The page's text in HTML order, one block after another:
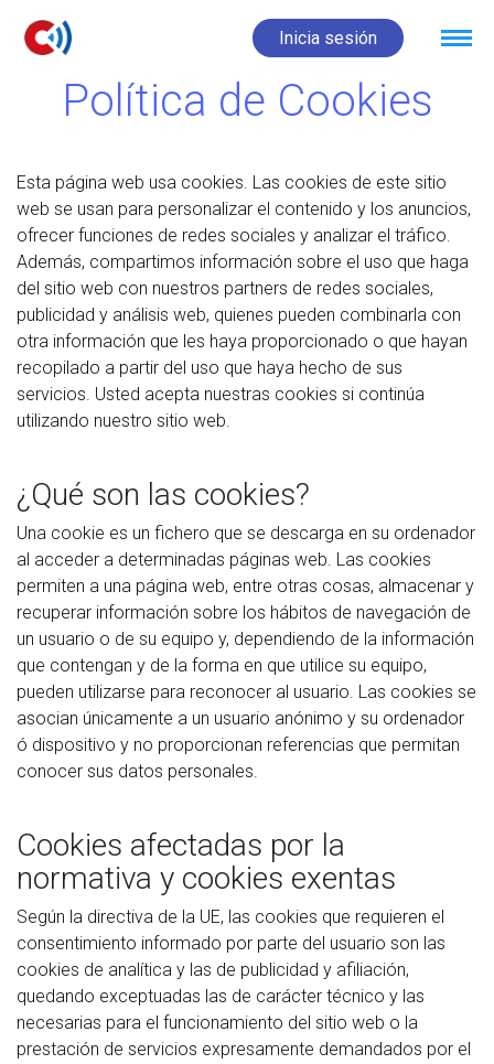
Inicia sesión
Política de Cookies
Esta página web usa cookies. Las cookies de este sitio
web se usan para personalizar el contenido y los anuncios,
ofrecer funciones de redes sociales y analizar el tráfico.
Además, compartimos información sobre el uso que haga
del sitio web con nuestros partners de redes sociales,
publicidad y análisis web, quienes pueden combinarla con
otra información que les haya proporcionado o que hayan
recopilado a partir del uso que haya hecho de sus
servicios. Usted acepta nuestras cookies si continúa
utilizando nuestro sitio web.
¿Qué son las cookies?
Una cookie es un fichero que se descarga en su ordenador
al acceder a determinadas páginas web. Las cookies
permiten a una página web, entre otras cosas, almacenar y
recuperar información sobre los hábitos de navegación de
un usuario o de su equipo y, dependiendo de la información
que contengan y de la forma en que utilice su equipo,
pueden utilizarse para reconocer al usuario. Las cookies se
asocian únicamente a un usuario anónimo y su ordenador
ó dispositivo y no proporcionan referencias que permitan
conocer sus datos personales.
Cookies afectadas por la
normativa y cookies exentas
Según la directiva de la UE, las cookies que requieren el
consentimiento informado por parte del usuario son las
cookies de analítica y las de publicidad y afiliación,
quedando exceptuadas las de carácter técnico y las
necesarias para el funcionamiento del sitio web o la
prestación de servicios expresamente demandados por el